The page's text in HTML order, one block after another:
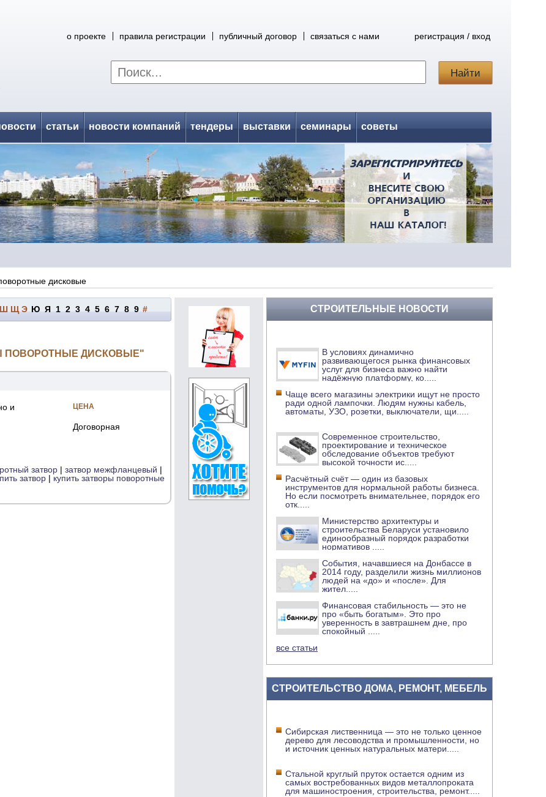
регистрация / вход
о проекте правила регистрации публичный договор связаться с нами
статьи новости компаний тендеры выставки семинары советы
дисковые
Ш Щ Э Ю Я 1 2 3 4 5 6 7 8 9 #
ПОВОРОТНЫЕ ДИСКОВЫЕ"
и
ЦЕНА
Договорная
затвор | затвор межфланцевый |
затвор | купить затворы поворотные
СТРОИТЕЛЬНЫЕ НОВОСТИ
В условиях динамично
развивающегося рынка финансовых
услуг для бизнеса важно найти
надёжную платформу, ко
Чаще всего магазины электрики ищут не просто
ради одной лампочки. Людям нужны кабель,
автоматы, УЗО, розетки, выключатели, щи
Современное строительство,
проектирование и техническое
обследование объектов требуют
высокой точности ис
Расчётный счёт — один из базовых
инструментов для нормальной работы бизнеса.
Но если посмотреть внимательнее, порядок его
отк
Министерство архитектуры и
строительства Беларуси установило
единообразный порядок разработки
нормативов
События, начавшиеся на Донбассе в
2014 году, разделили жизнь миллионов
людей на «до» и «после». Для
жител
Финансовая стабильность — это не
про «быть богатым». Это про
уверенность в завтрашнем дне, про
спокойный
все статьи
СТРОИТЕЛЬСТВО ДОМА, РЕМОНТ, МЕБЕЛЬ
Сибирская лиственница — это не только ценное
дерево для лесоводства и промышленности, но
и источник ценных натуральных матери
Стальной круглый пруток остается одним из
самых востребованных видов металлопроката
для машиностроения, строительства, ремонт.....